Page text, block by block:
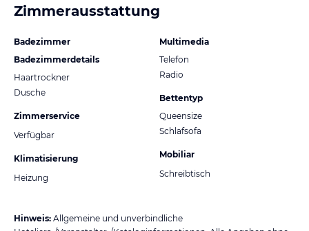
Zimmerausstattung
Badezimmer
Badezimmerdetails
Haartrockner
Dusche
Zimmerservice
Verfügbar
Klimatisierung
Heizung
Multimedia
Telefon
Radio
Bettentyp
Queensize
Schlafsofa
Mobiliar
Schreibtisch
Hinweis: Allgemeine und unverbindliche